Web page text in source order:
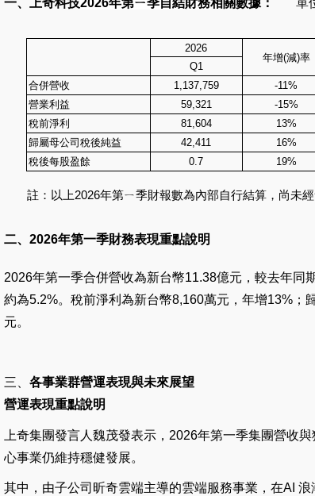
一、上奇科技2026年第ㄧ季自結財務相關數據： 單位
2026
年增(減)率
Q1
合併營收
1,137,759 -11%
營業利益
59,321 -15%
稅前淨利
81,604 13%
歸屬母公司稅後純益
42,411 16%
稅後每股盈餘
0.7 19%
註：以上2026年第ㄧ季財報數為內部自行結算，尚未
二、2026年第一季財務表現重點說明
2026年第一季合併營收為新台幣11.38億元，較去年
約為5.2%。稅前淨利為新台幣8,160萬元，年增13%
元。
三、 各事業群營運表現與未來展望
營運表現重點說明
上奇集團發言人魏茂發表示，2026年第一季集團營收
心事業仍維持穩健發展。
其中，由子公司昕奇雲端主導的雲端服務事業，在AI